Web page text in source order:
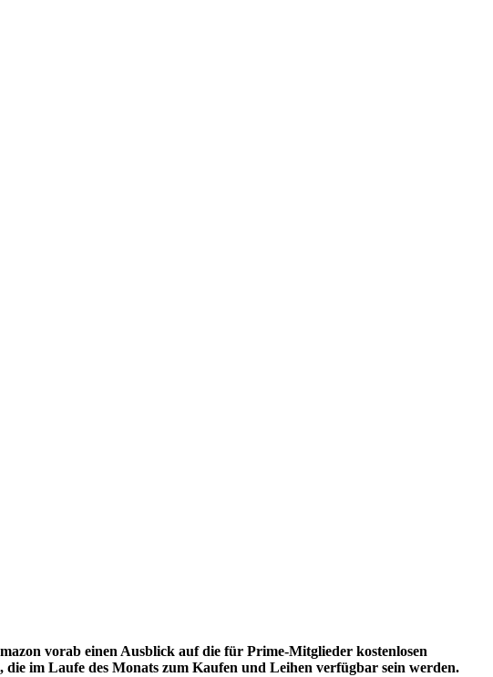
vorab einen Ausblick auf die für Prime-Mitglieder kostenlosen
im Laufe des Monats zum Kaufen und Leihen verfügbar sein werden.